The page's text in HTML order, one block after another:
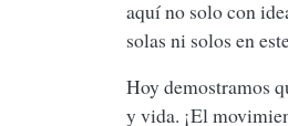
aquí no solo con
solas ni solos en
Hoy demostramos
y vida. ¡El